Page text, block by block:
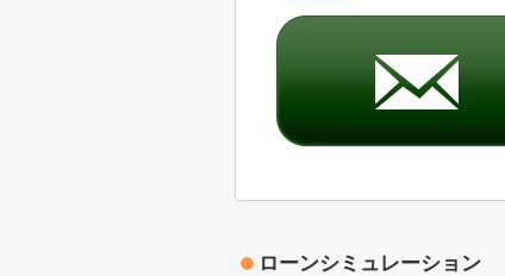
ローンシミュレーション